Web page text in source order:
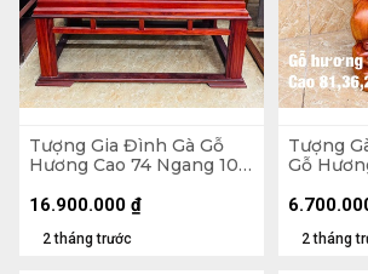
Tượng Gia Đình Gà Gỗ
Hương Cao 74 Ngang 105
125 Ngang 109 Sâu 58
2 tháng trước
16.900.000 ₫
Tượng
Gỗ
2 tháng